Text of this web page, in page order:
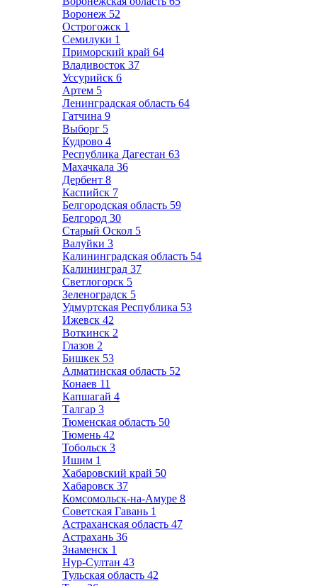
Воронеж 52
Острогожск 1
Семилуки 1
Приморский край 64
Владивосток 37
Уссурийск 6
Артем 5
Ленинградская область 64
Гатчина 9
Выборг 5
Кудрово 4
Республика Дагестан 63
Махачкала 36
Дербент 8
Каспийск 7
Белгородская область 59
Белгород 30
Старый Оскол 5
Валуйки 3
Калининградская область 54
Калининград 37
Светлогорск 5
Зеленоградск 5
Удмуртская Республика 53
Ижевск 42
Воткинск 2
Глазов 2
Бишкек 53
Алматинская область 52
Конаев 11
Капшагай 4
Талгар 3
Тюменская область 50
Тюмень 42
Тобольск 3
Ишим 1
Хабаровский край 50
Хабаровск 37
Комсомольск-на-Амуре 8
Советская Гавань 1
Астраханская область 47
Астрахань 36
Знаменск 1
Нур-Султан 43
Тульская область 42